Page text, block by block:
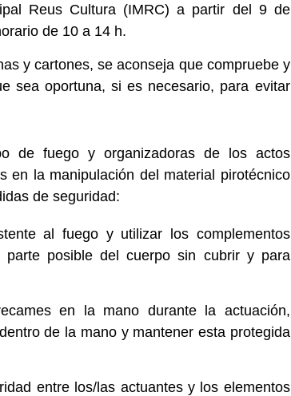
Reus Cultura (IMRC) a partir del 9 de
de 10 a 14 h.
y cartones, se aconseja que compruebe y
sea oportuna, si es necesario, para evitar
de fuego y organizadoras de los actos
en la manipulación del material pirotécnico
de seguridad:
al fuego y utilizar los complementos
parte posible del cuerpo sin cubrir y para
en la mano durante la actuación,
de la mano y mantener esta protegida
entre los/las actuantes y los elementos